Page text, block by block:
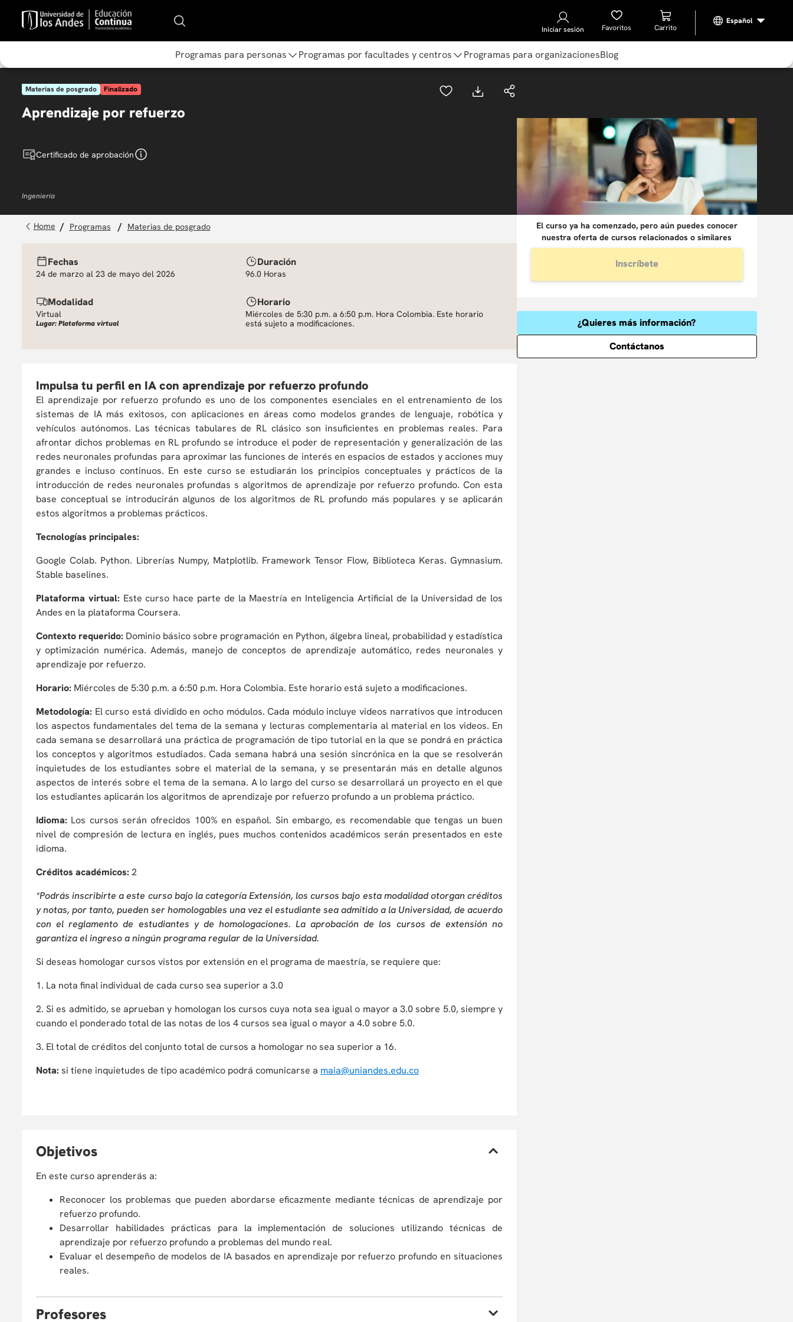
Iniciar sesión Favoritos
Programas para personas Programas por facultades y centros Programas para organizacionesBlog
Materias de posgrado Finalizado
Aprendizaje por refuerzo
Certificado de aprobación
Ingeniería
programas materias de posgrado
Fechas
24 de marzo al 23 de mayo del 2026
Duración
96.0 Horas
Modalidad
Virtual
Lugar: Plataforma virtual
Horario
Miércoles de 5:30 p.m. a 6:50 p.m. Hora Colombia. Este horario
está sujeto a modificaciones.
Impulsa tu perfil en IA con aprendizaje por refuerzo profundo
El aprendizaje por refuerzo profundo es uno de los componentes esenciales en el entrenamiento de los
sistemas de IA más exitosos, con aplicaciones en áreas como modelos grandes de lenguaje, robótica y
vehículos autónomos. Las técnicas tabulares de RL clásico son insuficientes en problemas reales. Para
afrontar dichos problemas en RL profundo se introduce el poder de representación y generalización de las
redes neuronales profundas para aproximar las funciones de interés en espacios de estados y acciones muy
grandes e incluso continuos. En este curso se estudiarán los principios conceptuales y prácticos de la
introducción de redes neuronales profundas s algoritmos de aprendizaje por refuerzo profundo. Con esta
base conceptual se introducirán algunos de los algoritmos de RL profundo más populares y se aplicarán
estos algoritmos a problemas prácticos.
Tecnologías principales:
Google Colab. Python. Librerías Numpy, Matplotlib. Framework Tensor Flow, Biblioteca Keras. Gymnasium.
Stable baselines.
Plataforma virtual: Este curso hace parte de la Maestría en Inteligencia Artificial de la Universidad de los
Andes en la plataforma Coursera.
Contexto requerido: Dominio básico sobre programación en Python, álgebra lineal, probabilidad y estadística
y optimización numérica. Además, manejo de conceptos de aprendizaje automático, redes neuronales y
aprendizaje por refuerzo.
Horario: Miércoles de 5:30 p.m. a 6:50 p.m. Hora Colombia. Este horario está sujeto a modificaciones.
Metodología: El curso está dividido en ocho módulos. Cada módulo incluye videos narrativos que introducen
los aspectos fundamentales del tema de la semana y lecturas complementaria al material en los videos. En
cada semana se desarrollará una práctica de programación de tipo tutorial en la que se pondrá en práctica
los conceptos y algoritmos estudiados. Cada semana habrá una sesión sincrónica en la que se resolverán
inquietudes de los estudiantes sobre el material de la semana, y se presentarán más en detalle algunos
aspectos de interés sobre el tema de la semana. A lo largo del curso se desarrollará un proyecto en el que
los estudiantes aplicarán los algoritmos de aprendizaje por refuerzo profundo a un problema práctico.
Idioma: Los cursos serán ofrecidos 100% en español. Sin embargo, es recomendable que tengas un buen
nivel de compresión de lectura en inglés, pues muchos contenidos académicos serán presentados en este
idioma.
Créditos académicos: 2
*Podrás inscribirte a este curso bajo la categoría Extensión, los cursos bajo esta modalidad otorgan créditos
y notas, por tanto, pueden ser homologables una vez el estudiante sea admitido a la Universidad, de acuerdo
con el reglamento de estudiantes y de homologaciones. La aprobación de los cursos de extensión no
garantiza el ingreso a ningún programa regular de la Universidad.
Si deseas homologar cursos vistos por extensión en el programa de maestría, se requiere que:
1. La nota final individual de cada curso sea superior a 3.0
2. Si es admitido, se aprueban y homologan los cursos cuya nota sea igual o mayor a 3.0 sobre 5.0, siempre y
cuando el ponderado total de las notas de los 4 cursos sea igual o mayor a 4.0 sobre 5.0.
3. El total de créditos del conjunto total de cursos a homologar no sea superior a 16.
Nota: si tiene inquietudes de tipo académico podrá comunicarse a maia@uniandes.edu.co
Objetivos
En este curso aprenderás a:
Reconocer los problemas que pueden abordarse eficazmente mediante técnicas de aprendizaje por
refuerzo profundo.
Desarrollar habilidades prácticas para la implementación de soluciones utilizando técnicas de
aprendizaje por refuerzo profundo a problemas del mundo real.
Evaluar el desempeño de modelos de IA basados en aprendizaje por refuerzo profundo en situaciones
reales.
Profesores
El curso ya ha comenzado, pero aún puedes conocer
nuestra oferta de cursos relacionados o similares
Inscríbete
¿Quieres más información?
Contáctanos